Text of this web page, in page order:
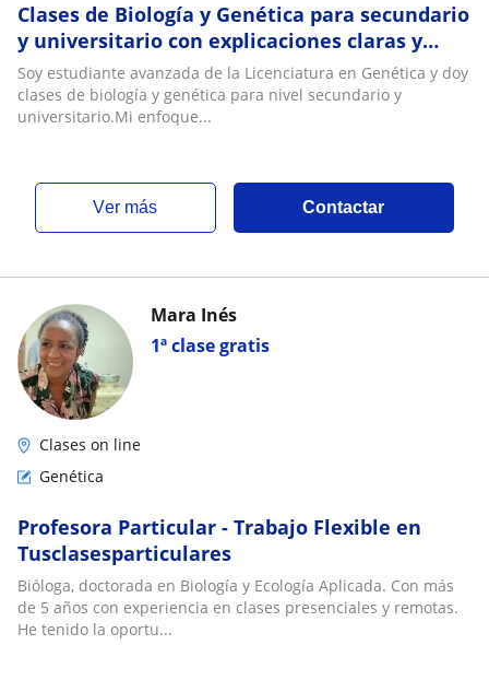
Clases de Biología y Genética para secundario
y universitario con explicaciones claras y
personalizadas
Soy estudiante avanzada de la Licenciatura en Genética y doy
clases de biología y genética para nivel secundario y
universitario.Mi enfoque...
ver más Contactar
1ª clase gratis
Mara Inés
Clases on line
Genética
Profesora Particular - Trabajo Flexible en
Tusclasesparticulares
Bióloga, doctorada en Biología y Ecología Aplicada. Con más
de 5 años con experiencia en clases presenciales y remotas.
He tenido la oportu...